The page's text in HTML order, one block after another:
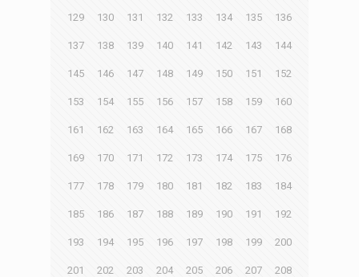
129 130 131 132 133 134 135 136
137 138 139 140 141 142 143 144
145 146 147 148 149 150 151 152
153 154 155 156 157 158 159 160
161 162 163 164 165 166 167 168
169 170 171 172 173 174 175 176
177 178 179 180 181 182 183 184
185 186 187 188 189 190 191 192
193 194 195 196 197 198 199 200
201 202 203 204 205 206 207 208